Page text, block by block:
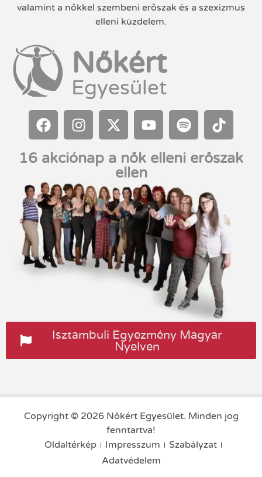
valamint a nőkkel szembeni erőszak és a szexizmus
elleni küzdelem.
Nőkért
Egyesület
16 akciónap a nők elleni erőszak
ellen
Isztambuli Egyezmény Magyar
Nyelven
Copyright © 2026 Nőkért Egyesület. Minden jog
fenntartva!
Oldaltérkép
Impresszum
Szabályzat
Adatvédelem